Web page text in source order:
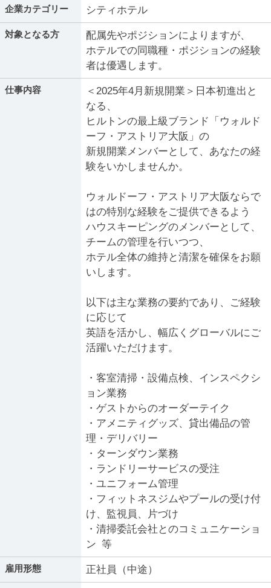
企業カテゴリー シティホテル
対象となる方
配属先やポジションによりますが、
ホテルでの同職種・ポジションの経験
者は優遇します。
仕事内容
＜2025年4月新規開業＞日本初進出と
なる、
ヒルトンの最上級ブランド「ウォルド
ーフ・アストリア大阪」の
新規開業メンバーとして、あなたの経
験をいかしませんか。
ウォルドーフ・アストリア大阪ならで
はの特別な経験をご提供できるよう
ハウスキーピングのメンバーとして、
チームの管理を行いつつ、
ホテル全体の維持と清潔を確保をお願
いします。
以下は主な業務の要約であり、ご経験
に応じて
英語を活かし、幅広くグローバルにご
活躍いただけます。
・客室清掃・設備点検、インスペクシ
ョン業務
・ゲストからのオーダーテイク
・アメニティグッズ、貸出備品の管
理・デリバリー
・ターンダウン業務
・ランドリーサービスの受注
・ユニフォーム管理
・フィットネスジムやプールの受け付
け、監視員、片づけ
・清掃委託会社とのコミュニケーショ
ン 等
雇用形態 正社員（中途）